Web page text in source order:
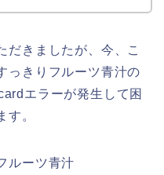
だきましたが、今、こ
っきりフルーツ青汁の
エラーが発生して困
す。
ルーツ青汁